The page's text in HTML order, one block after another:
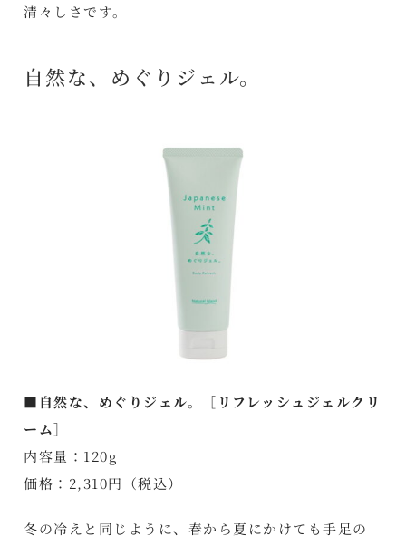
清々しさです。
自然な、めぐりジェル。
■自然な、めぐりジェル。［リフレッシュジェルクリ
ーム］
内容量：120g
価格：2,310円（税込）
冬の冷えと同じように、春から夏にかけても手足の